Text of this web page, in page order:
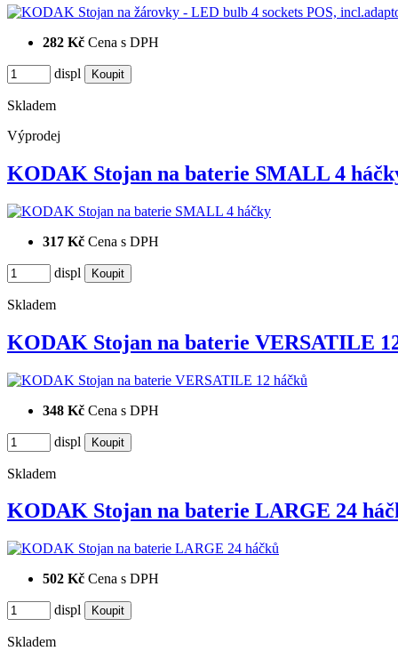
282 Kč Cena s DPH
displ
Skladem
Výprodej
KODAK Stojan na baterie SMALL 4
317 Kč Cena s DPH
displ
Skladem
KODAK Stojan na baterie VERSATILE
348 Kč Cena s DPH
displ
Skladem
KODAK Stojan na baterie LARGE 24
502 Kč Cena s DPH
displ
Skladem